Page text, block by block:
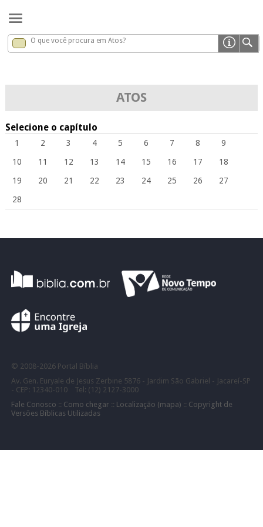
Atos x
O que você procura em Atos?
ATOS
Selecione o capítulo
1 2 3 4 5 6 7 8
9
10
11 12 13 14 15 16 17
18
19
20 21 22 23 24 25 26
27
28
© 2008- 2026 Portal Bíblia
Av. Gen. Euryale de Jesus Zerbine 5876 - Jardim São Gabriel - Jacareí-SP
- CEP: 12340-010 Tel: (12) 2127-3000
Fale Conosco :: Como chegar:: Localização (mapa) :: Copyright de
Versões Bíblicas Utilizadas